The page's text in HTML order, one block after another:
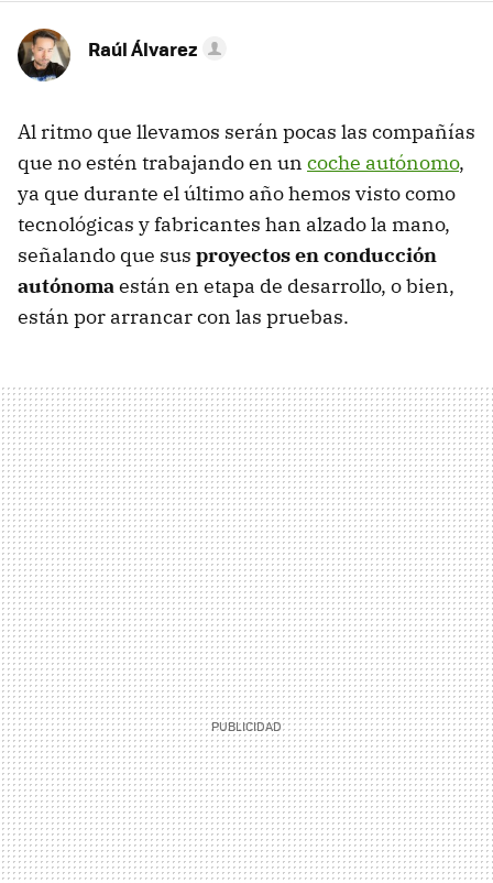
Raúl Álvarez
Al ritmo que llevamos serán pocas las compañías
que no estén trabajando en un coche autónomo,
ya que durante el último año hemos visto como
tecnológicas y fabricantes han alzado la mano,
señalando que sus proyectos en conducción
autónomaestán en etapa de desarrollo, o bien,
están por arrancar con las pruebas.